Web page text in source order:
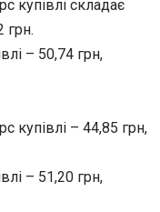
купівлі складає
грн.
– 50,74 грн,
купівлі – 44,85 грн,
– 51,20 грн,